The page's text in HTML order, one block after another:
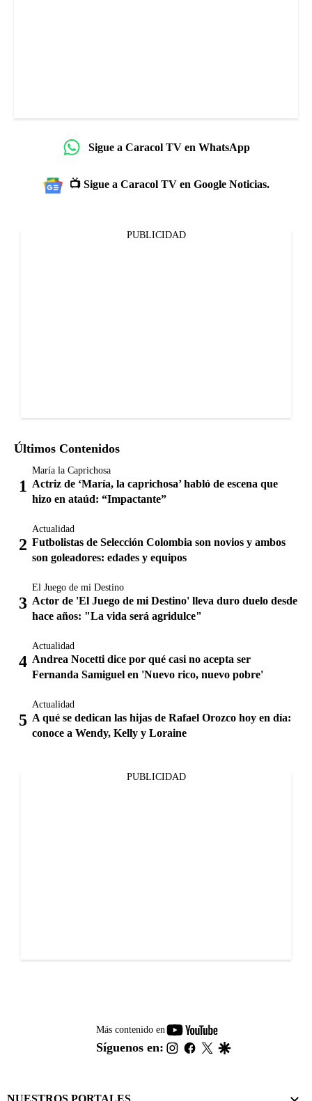
Sigue a Caracol TV en WhatsApp
📺 Sigue a Caracol TV en Google Noticias.
PUBLICIDAD
Últimos Contenidos
María la Caprichosa
Actriz de ‘María, la caprichosa’ habló de escena que
hizo en ataúd: “Impactante”
Actualidad
Futbolistas de Selección Colombia son novios y ambos
son goleadores: edades y equipos
El Juego de mi Destino
Actor de 'El Juego de mi Destino' lleva duro duelo desde
hace años: "La vida será agridulce"
Actualidad
Andrea Nocetti dice por qué casi no acepta ser
Fernanda Samiguel en 'Nuevo rico, nuevo pobre'
Actualidad
A qué se dedican las hijas de Rafael Orozco hoy en día:
conoce a Wendy, Kelly y Loraine
PUBLICIDAD
Más contenido en
youtube-
footer
Síguenos en: instagram
facebook
twitter
NUESTROS PORTALES